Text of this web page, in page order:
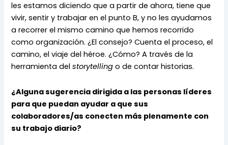
les estamos diciendo que a partir de ahora, tiene que
vivir, sentir y trabajar en el punto B, y no les ayudamos
a recorrer el mismo camino que hemos recorrido
como organización. ¿El consejo? Cuenta el proceso, el
camino, el viaje del héroe. ¿Cómo? A través de la
herramienta del storytelling o de contar historias.
¿Alguna sugerencia dirigida a las personas líderes
para que puedan ayudar a que sus
colaboradores/as conecten más plenamente con
su trabajo diario?